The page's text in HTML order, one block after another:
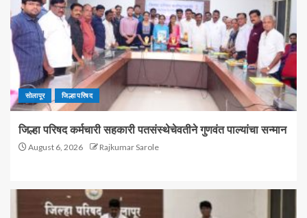
सोलापूर जिल्हा परिषद
जिल्हा परिषद कर्मचारी सहकारी पतसंस्थेचेवतीने गुणवंत पाल्यांचा सन्मान
August 6, 2026 Rajkumar Sarole